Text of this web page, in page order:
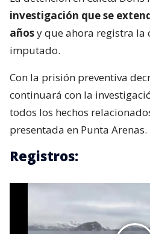
investigación que se
añosy que ahora registra
imputado.
Con la prisión preventiva
continuará con la
todos los hechos
presentada en Punta Arenas.
Registros: